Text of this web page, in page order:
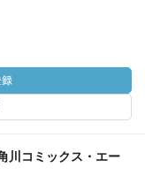
川コミックス・エー